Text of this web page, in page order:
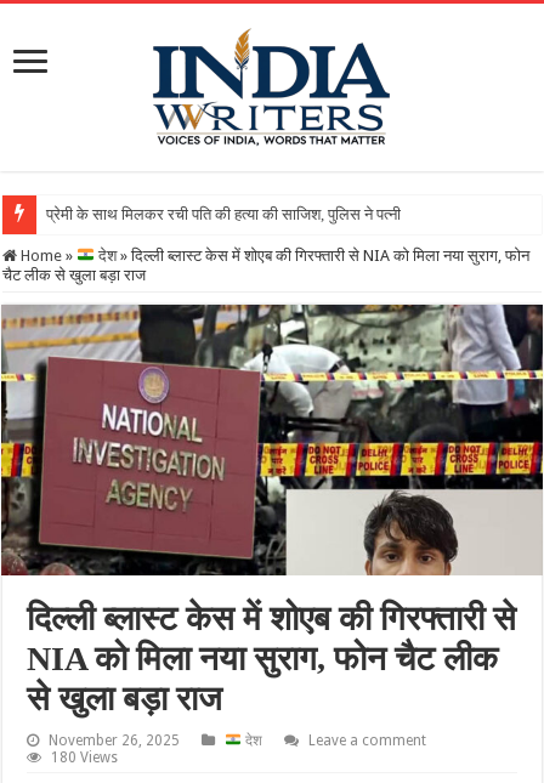
Home » देश » दिल्ली ब्लास्ट केस में शोएब की गिरफ्तारी से NIA को मिला नया सुराग, फोन
चैट लीक से खुला बड़ा राज
दिल्ली ब्लास्ट केस में शोएब की गिरफ्तारी से
NIA को मिला नया सुराग, फोन चैट लीक
से खुला बड़ा राज
November 26, 2025 देश
Leave a comment
180 Views